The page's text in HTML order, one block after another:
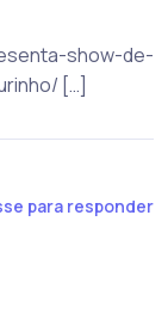
show-de-
[…]
para responder